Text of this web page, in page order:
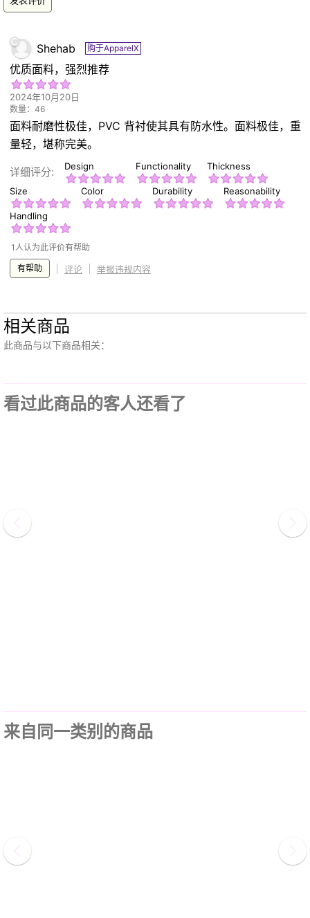
Shehab 购于ApparelX
优质面料，强烈推荐
2024年10月20日
数量：46
面料耐磨性极佳，PVC 背衬使其具有防水性。面料极佳，重
量轻，堪称完美。
详细评分: Design Functionality Thickness
Size Color Durability Reasonability
Handling
1人认为此评价有帮助
有帮助 评论 举报违规内容
相关商品
此商品与以下商品相关：
看过此商品的客人还看了
来自同一类别的商品